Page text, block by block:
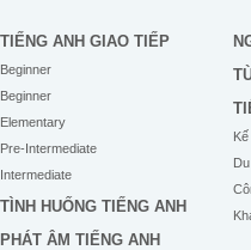
TIẾNG ANH GIAO TIẾP
Beginner
Beginner
Elementary
Pre-Intermediate
Intermediate
TÌNH HUỐNG TIẾNG ANH
PHÁT ÂM TIẾNG ANH